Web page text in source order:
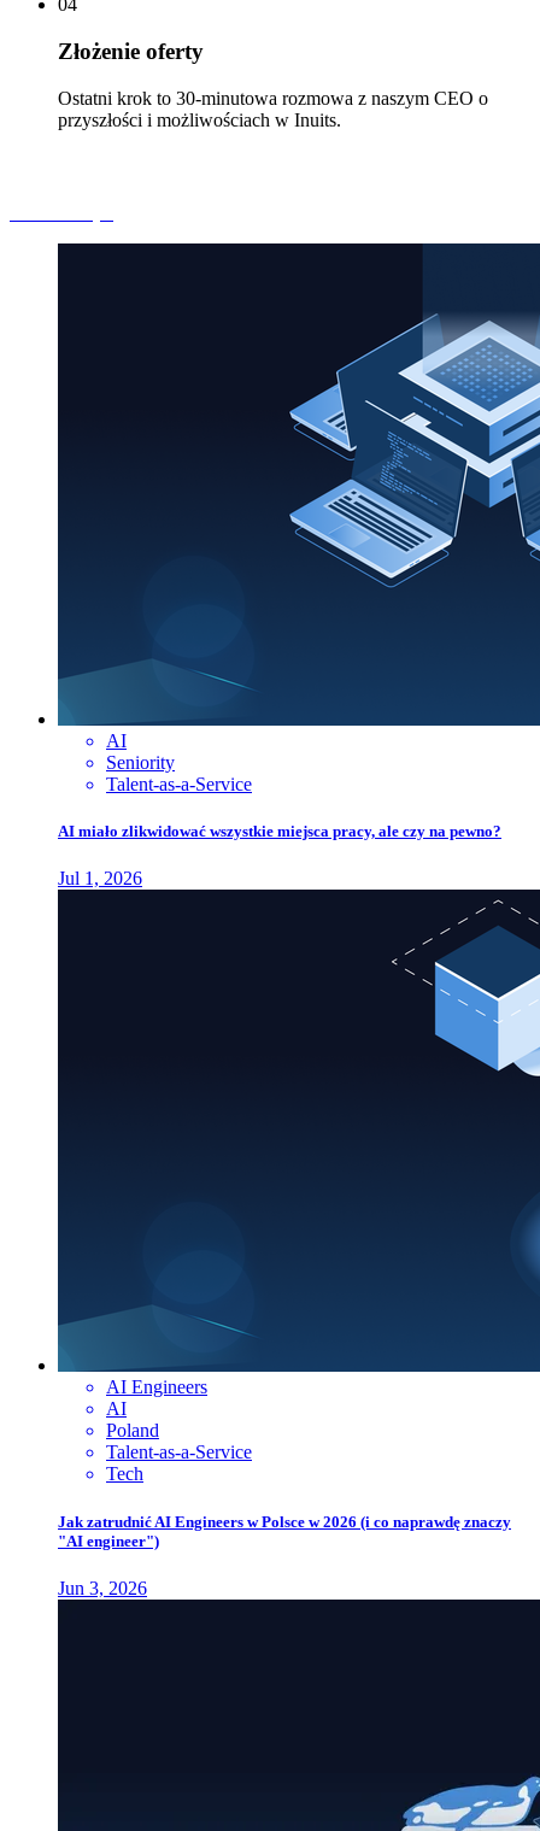
04
Złożenie oferty
Ostatni krok to 30-minutowa rozmowa z naszym CEO o
przyszłości i możliwościach w Inuits.
AI
Seniority
Talent-as-a-Service
AI miało zlikwidować wszystkie miejsca pracy, ale czy na pewno?
Jul 1, 2026
AI Engineers
AI
Poland
Talent-as-a-Service
Tech
Jak zatrudnić AI Engineers w Polsce w 2026 (i co naprawdę znaczy
"AI engineer")
Jun 3, 2026